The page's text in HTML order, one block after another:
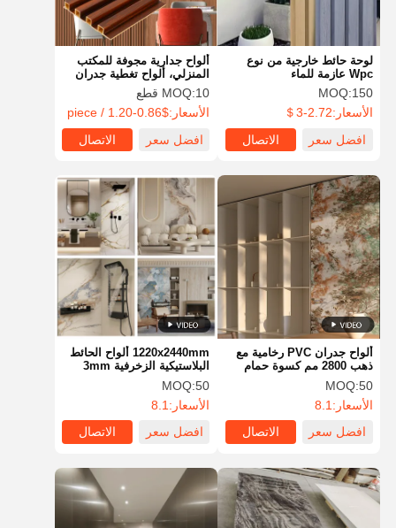
منزل المنتجات أشرطة فيديو
عرض الواقع
الافتراضي
لوحة حائط خارجية من نوع
Wpc عازمة للماء
MOQ:150
الأسعار:2.72-3＄
افضل سعر
الاتصال
ألواح جدارية مجوفة للمكتب
المنزلي، ألواح تغطية جدران
8x4
MOQ:10 قطع
الأسعار:$0.86-1.20 / piece
افضل سعر
الاتصال
ألواح جدران PVC رخامية مع
ذهب 2800 مم كسوة حمام
SPC
MOQ:50
الأسعار: 8.1
افضل سعر
الاتصال
1220x2440mm ألواح الحائط
البلاستيكية الزخرفية 3mm
الديكور الداخلي
MOQ:50
الأسعار: 8.1
افضل سعر
الاتصال